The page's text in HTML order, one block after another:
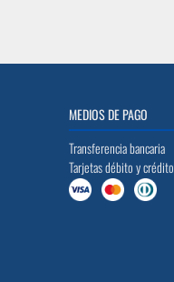
MEDIOS DE PAGO
Transferencia bancaria
Tarjetas débito y crédito